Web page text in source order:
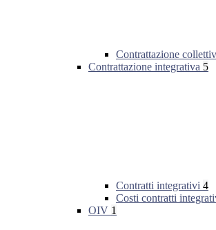
Contrattazione
Contrattazione integrativa 5
Contratti integrativi 4
Costi contratti
OIV 1